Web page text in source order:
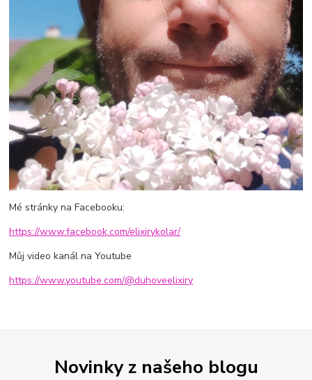
Mé stránky na Facebooku:
https://www.facebook.com/elixirykolar/
Můj video kanál na Youtube
https://www.youtube.com/@duhoveelixiry
Novinky z našeho blogu